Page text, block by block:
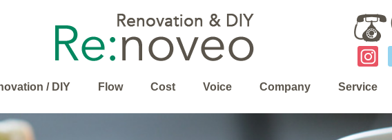
/ DIY Flow Cost Voice Company Service